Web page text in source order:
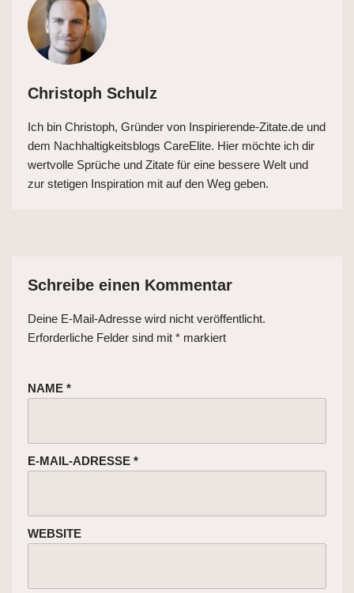
Christoph Schulz
Ich bin Christoph, Gründer von Inspirierende-Zitate.de und
dem Nachhaltigkeitsblogs CareElite. Hier möchte ich dir
wertvolle Sprüche und Zitate für eine bessere Welt und
zur stetigen Inspiration mit auf den Weg geben.
Schreibe einen Kommentar
Deine E-Mail-Adresse wird nicht veröffentlicht.
Erforderliche Felder sind mit * markiert
NAME *
E-MAIL-ADRESSE *
WEBSITE